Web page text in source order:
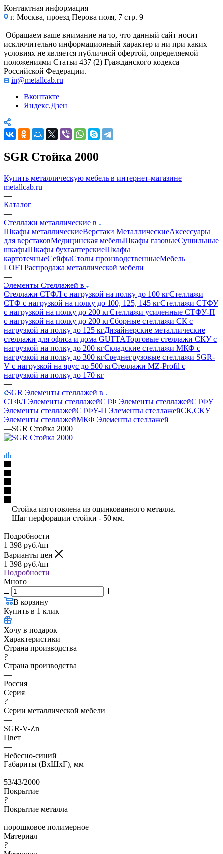
Контактная информация
г. Москва, проезд Перова поля, 7 стр. 9
Обращаем ваше внимание на то, что данный сайт носит
исключительно информационный характер и ни при каких
условиях не является публичной офертой, определяемой
положениями Статьи 437 (2) Гражданского кодекса
Российской Федерации.
in@metallcab.ru
Вконтакте
Яндекс.Дзен
SGR Стойка 2000
Купить металлическую мебель в интернет-магазине
metallcab.ru
—
Каталог
—
Стеллажи металлические в
Шкафы металлическиеВерстаки МеталлическиеАксессуары
для верстаковМедицинская мебельШкафы газовыеСушильные
шкафыШкафы бухгалтерскиеШкафы
картотечныеСейфыСтолы производственныеМебель
LOFTРаспродажа металлической мебели
—
Элементы Стеллажей в
Стеллажи СТФЛ с нагрузкой на полку до 100 кгСтеллажи
СТФ с нагрузкой на полку до 100, 125, 145 кгСтеллажи СТФУ
с нагрузкой на полку до 200 кгСтеллажи усиленные СТФУ-П
с нагрузкой на полку до 200 кгСборные стеллажи СК с
нагрузкой на полку до 125 кгДизайнерские металлические
стеллажи для офиса и дома GUTTAТорговые стеллажи СКУ с
нагрузкой на полку до 200 кгСкладские стеллажи МКФ с
нагрузкой на полку до 300 кгСреднегрузовые стеллажи SGR-
V с нагрузкой на ярус до 500 кгСтеллажи MZ-Profil с
нагрузкой на полку до 170 кг
—
SGR Элементы стеллажей в
СТФЛ Элементы стеллажейСТФ Элементы стеллажейСТФУ
Элементы стеллажейСТФУ-П Элементы стеллажейСК,СКУ
Элементы стеллажейМКФ Элементы стеллажей
—SGR Стойка 2000
Стойка изготовлена из оцинкованного металла.
Шаг перфорации стойки - 50 мм.
Подробности
1 398 руб./шт
Варианты цен
1 398 руб./шт
Подробности
Много
В корзину
Купить в 1 клик
Хочу в подарок
Характеристики
Страна производства
?
Страна производства
—
Россия
Серия
?
Серии металлической мебели
—
SGR-V-Zn
Цвет
—
Небесно-синий
Габариты (ВхШхГ), мм
—
53/43/2000
Покрытие
?
Покрытие металла
—
порошковое полимерное
Материал
?